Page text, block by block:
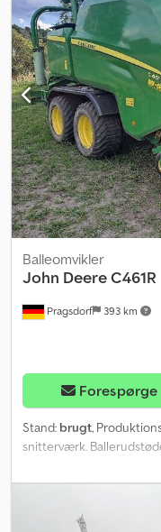
jaEnsileringsudstyr:
automatiskBallesamler
sæt kniveKædesæt er
forstærket i
Sek
Pragsdorf 393 km
Balleomvikler
John DeereC461R
Forespørge
Stand: brugt,
snitterværk.
1,20. Antal baller
Første registrering:
500/45 R22,5.
Bredvinkel-